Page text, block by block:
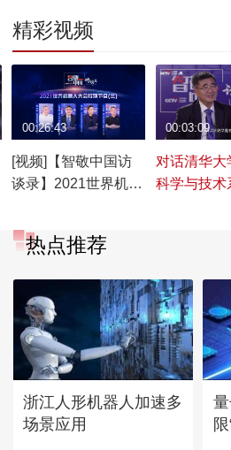
精彩视频
[视频]【智敬中国访
谈录】2021世界机器
（三）：服务机器人
的“黄金时代”
00:26:43
对话清华大
科学与技术
00:03:09
热点推荐
浙江人形机器人加速多
场景应用
限